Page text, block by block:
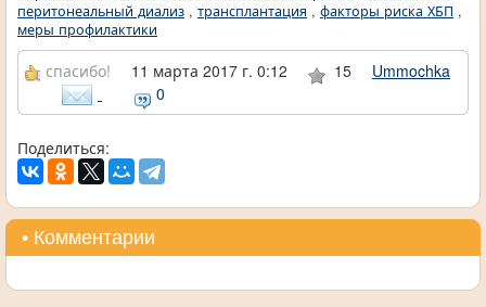
перитонеальный диализ , трансплантация , факторы риска ХБП ,
меры профилактики
спасибо! 11 марта 2017 г. 0:12 15
Ummochka
0
Поделиться:
• Комментарии